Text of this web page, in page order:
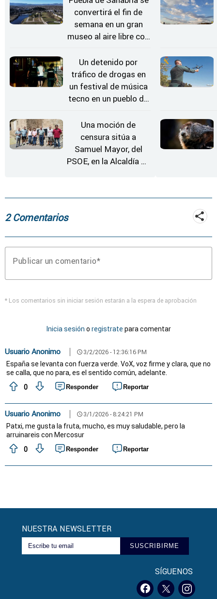
convertirá el fin de
semana en un gran
museo al aire libre con
Un detenido por
tráfico de drogas en
un festival de música
tecno en un pueblo de
Una moción de
censura sitúa a
Samuel Mayor, del
PSOE, en la Alcaldía de
2 Comentarios
Publicar un comentario
* Los comentarios sin iniciar sesión estarán a la espera de aprobación
Inicia sesión o registrate para comentar
Usuario Anonimo schedule 3/2/2026 - 12:36:16 PM
España se levanta con fuerza verde. VoX, voz firme y clara, que no
se calla, que no para, es el sentido común, adelante.
0
Responder Reportar
Usuario Anonimo schedule 3/1/2026 - 8:24:21 PM
Patxi, me gusta la fruta, mucho, es muy saludable, pero la
arruinareis con Mercosur
0
Responder Reportar
NUESTRA NEWSLETTER
SUSCRIBIRME
SÍGUENOS